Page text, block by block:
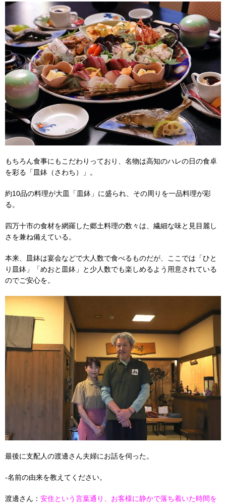
もちろん食事にもこだわりっており、名物は高知のハレの日の食卓
を彩る「皿鉢（さわち）」。
約10品の料理が大皿「皿鉢」に盛られ、その周りを一品料理が彩
る。
四万十市の食材を網羅した郷土料理の数々は、繊細な味と見目麗し
さを兼ね備えている。
本来、皿鉢は宴会などで大人数で食べるものだが、ここでは「ひと
り皿鉢」「めおと皿鉢」と少人数でも楽しめるよう用意されている
のでご安心を。
最後に支配人の渡邊さん夫婦にお話を伺った。
-名前の由来を教えてください。
渡邊さん： 安住という言葉通り、お客様に静かで落ち着いた時間を